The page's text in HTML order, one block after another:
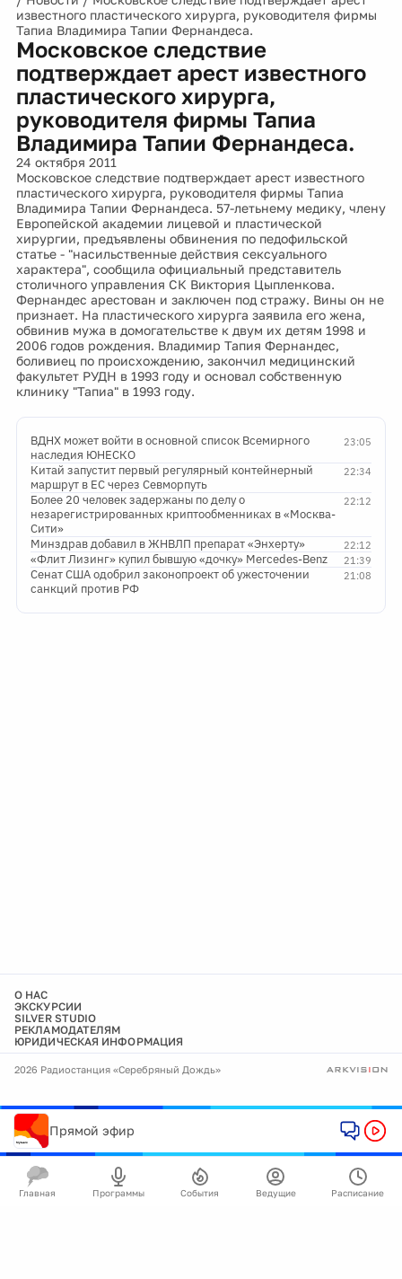
известного пластического хирурга, руководителя фирмы
Тапиа Владимира Тапии Фернандеса.
Московское следствие
подтверждает арест известного
пластического хирурга,
руководителя фирмы Тапиа
Владимира Тапии Фернандеса.
24 октября 2011
Московское следствие подтверждает арест известного
пластического хирурга, руководителя фирмы Тапиа
Владимира Тапии Фернандеса. 57-летьнему медику, члену
Европейской академии лицевой и пластической
хирургии, предъявлены обвинения по педофильской
статье - "насильственные действия сексуального
характера", сообщила официальный представитель
столичного управления СК Виктория Цыпленкова.
Фернандес арестован и заключен под стражу. Вины он не
признает. На пластического хирурга заявила его жена,
обвинив мужа в домогательстве к двум их детям 1998 и
2006 годов рождения. Владимир Тапия Фернандес,
боливиец по происхождению, закончил медицинский
факультет РУДН в 1993 году и основал собственную
клинику "Тапиа" в 1993 году.
23:05
ВДНХ может войти в основной список Всемирного
наследия ЮНЕСКО
22:34
Китай запустит первый регулярный контейнерный
маршрут в ЕС через Севморпуть
22:12
Более 20 человек задержаны по делу о
незарегистрированных криптообменниках в «Москва-
Сити»
22:12
Минздрав добавил в ЖНВЛП препарат «Энхерту»
21:39
«Флит Лизинг» купил бывшую «дочку» Mercedes-Benz
21:08
Сенат США одобрил законопроект об ужесточении
санкций против РФ
О НАС
ЭКСКУРСИИ
SILVER STUDIO
РЕКЛАМОДАТЕЛЯМ
ЮРИДИЧЕСКАЯ ИНФОРМАЦИЯ
2026 Радиостанция «Серебряный Дождь»
Прямой эфир
Главная Программы События Ведущие Расписание